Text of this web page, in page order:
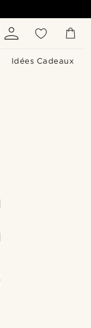
Idées Cadeaux